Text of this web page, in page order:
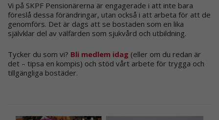
Vi på SKPF Pensionärerna är engagerade i att inte bara
föreslå dessa förändringar, utan också i att arbeta för att de
genomförs. Det är dags att se bostaden som en lika
självklar del av välfärden som sjukvård och utbildning.
Tycker du som vi? Bli medlem idag (eller om du redan är
det – tipsa en kompis) och stöd vårt arbete för trygga och
tillgängliga bostäder.